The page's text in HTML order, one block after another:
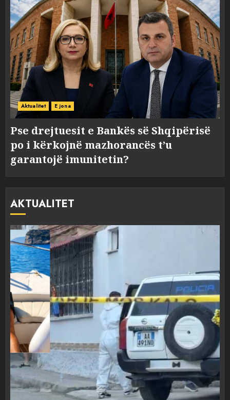
Aktualitet E jona
Pse drejtuesit e Bankës së Shqipërisë
po i kërkojnë mazhorancës t’u
garantojë imunitetin?
AKTUALITET